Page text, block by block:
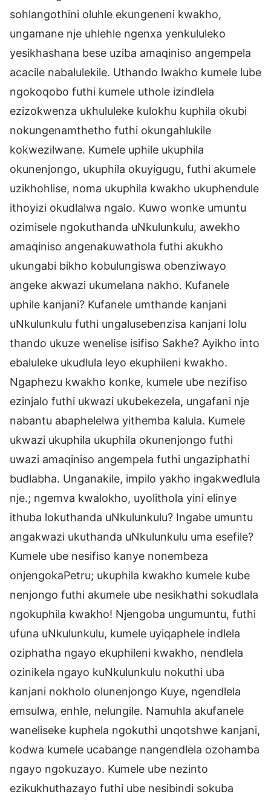
sohlangothini oluhle ekungeneni kwakho,
ungamane nje uhlehle ngenxa yenkululeko
yesikhashana bese uziba amaqiniso angempela
acacile nabalulekile. Uthando lwakho kumele lube
ngokoqobo futhi kumele uthole izindlela
ezizokwenza ukhululeke kulokhu kuphila okubi
nokungenamthetho futhi okungahlukile
kokwezilwane. Kumele uphile ukuphila
okunenjongo, ukuphila okuyigugu, futhi akumele
uzikhohlise, noma ukuphila kwakho ukuphendule
ithoyizi okudlalwa ngalo. Kuwo wonke umuntu
ozimisele ngokuthanda uNkulunkulu, awekho
amaqiniso angenakuwathola futhi akukho
ukungabi bikho kobulungiswa obenziwayo
angeke akwazi ukumelana nakho. Kufanele
uphile kanjani? Kufanele umthande kanjani
uNkulunkulu futhi ungalusebenzisa kanjani lolu
thando ukuze wenelise isifiso Sakhe? Ayikho into
ebaluleke ukudlula leyo ekuphileni kwakho.
Ngaphezu kwakho konke, kumele ube nezifiso
ezinjalo futhi ukwazi ukubekezela, ungafani nje
nabantu abaphelelwa yithemba kalula. Kumele
ukwazi ukuphila ukuphila okunenjongo futhi
uwazi amaqiniso angempela futhi ungaziphathi
budlabha. Unganakile, impilo yakho ingakwedlula
nje.; ngemva kwalokho, uyolithola yini elinye
ithuba lokuthanda uNkulunkulu? Ingabe umuntu
angakwazi ukuthanda uNkulunkulu uma esefile?
Kumele ube nesifiso kanye nonembeza
onjengokaPetru; ukuphila kwakho kumele kube
nenjongo futhi akumele ube nesikhathi sokudlala
ngokuphila kwakho! Njengoba ungumuntu, futhi
ufuna uNkulunkulu, kumele uyiqaphele indlela
oziphatha ngayo ekuphileni kwakho, nendlela
ozinikela ngayo kuNkulunkulu nokuthi uba
kanjani nokholo olunenjongo Kuye, ngendlela
emsulwa, enhle, nelungile. Namuhla akufanele
waneliseke kuphela ngokuthi unqotshwe kanjani,
kodwa kumele ucabange nangendlela ozohamba
ngayo ngokuzayo. Kumele ube nezinto
ezikukhuthazayo futhi ube nesibindi sokuba